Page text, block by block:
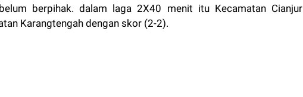
berpihak. dalam laga 2X40 menit itu Kecamatan Cianjur
Karangtengah dengan skor (2-2).